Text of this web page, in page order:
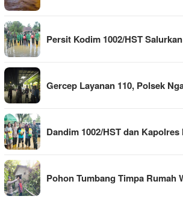
Persit Kodim 1002/HST
Gercep Layanan 110, Polsek
Dandim 1002/HST dan
Pohon Tumbang Timpa Rumah